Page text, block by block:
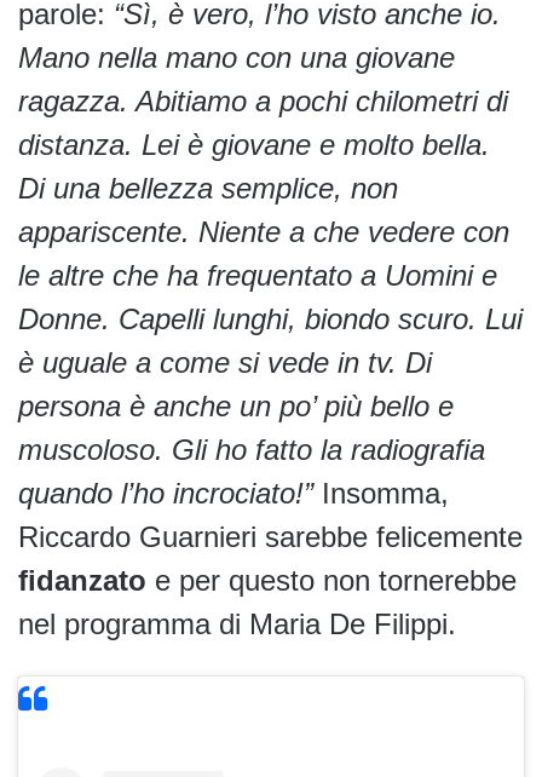
parole: “Sì, è vero, l’ho visto anche io.
Mano nella mano con una giovane
ragazza. Abitiamo a pochi chilometri di
distanza. Lei è giovane e molto bella.
Di una bellezza semplice, non
appariscente. Niente a che vedere con
le altre che ha frequentato a Uomini e
Donne. Capelli lunghi, biondo scuro. Lui
è uguale a come si vede in tv. Di
persona è anche un po’ più bello e
muscoloso. Gli ho fatto la radiografia
quando l’ho incrociato!” Insomma,
Riccardo Guarnieri sarebbe felicemente
fidanzato e per questo non tornerebbe
nel programma di Maria De Filippi.